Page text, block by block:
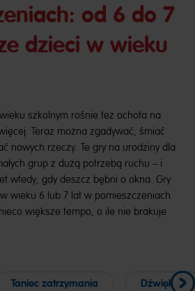
od 6 do 7
dzieci w wieku
szkolnym rośnie też ochota na
Teraz można zgadywać, śmiać
nowych rzeczy. Te gry na urodziny dla
grup z dużą potrzebą ruchu – i
wtedy, gdy deszcz bębni o okna. Gry
wieku 6 lub 7 lat w pomieszczeniach
większe tempo, o ile nie brakuje
Taniec zatrzymania